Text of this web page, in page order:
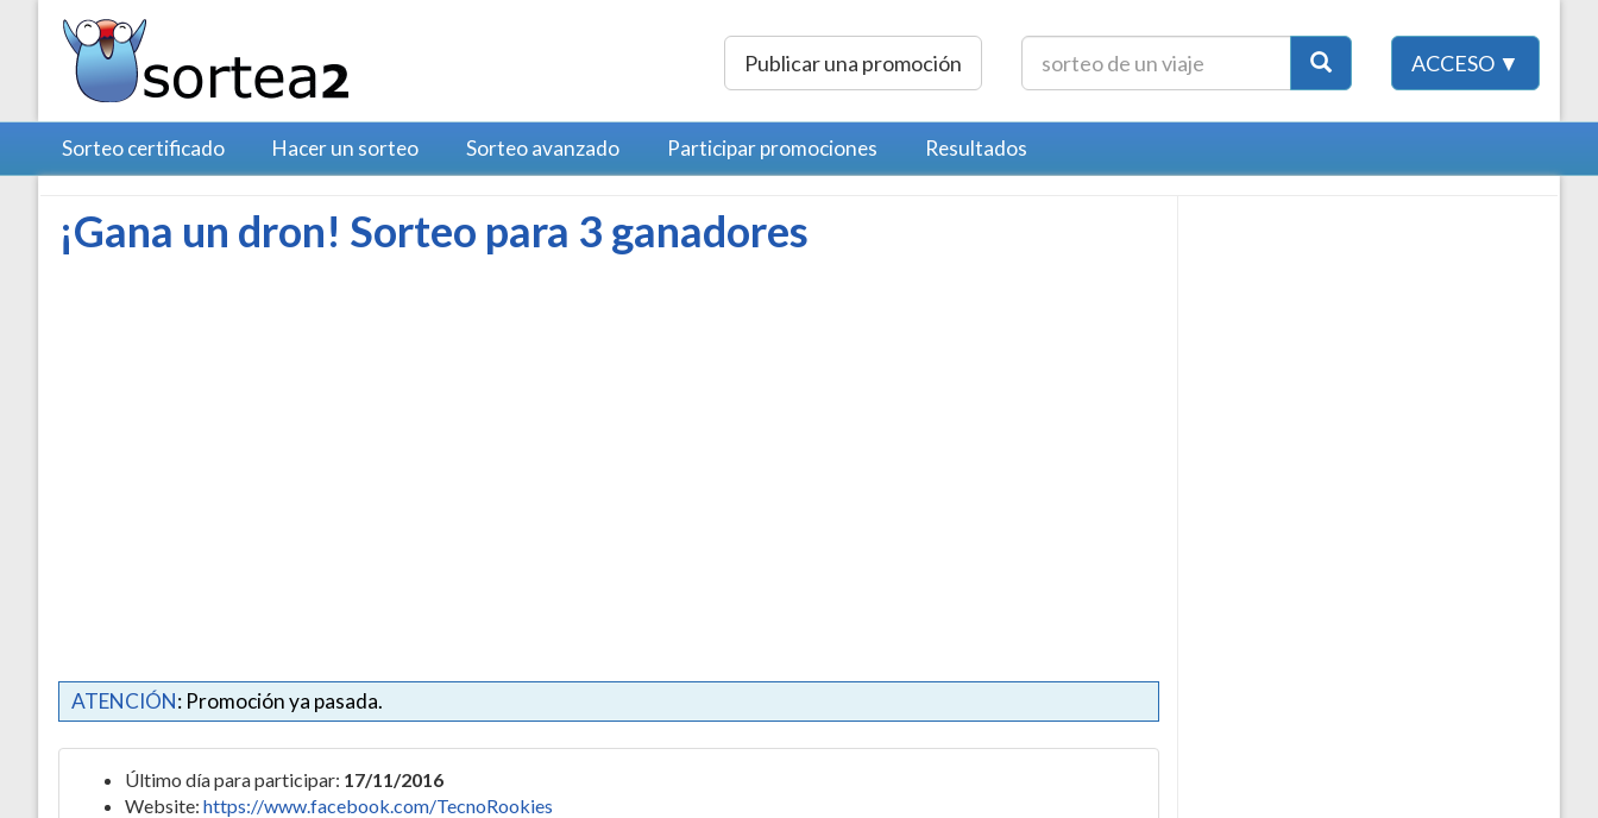
Publicar una promoción ACCESO ▼
Sorteo certificado Hacer un sorteo Sorteo avanzado Participar promociones Resultados
¡Gana un dron! Sorteo para 3 ganadores
ATENCIÓN: Promoción ya pasada.
Último día para participar: 17/11/2016
Website: https://www.facebook.com/TecnoRookies